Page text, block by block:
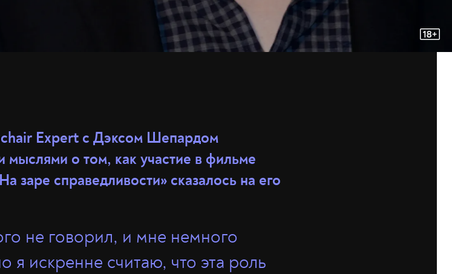
Expert с Дэксом Шепардом
мыслями о том, как участие в фильме
заре справедливости» сказалось на его
не говорил, и мне немного
я искренне считаю, что эта роль